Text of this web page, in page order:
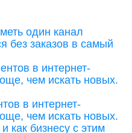
один канал
без заказов в самый
в интернет-
чем искать новых.